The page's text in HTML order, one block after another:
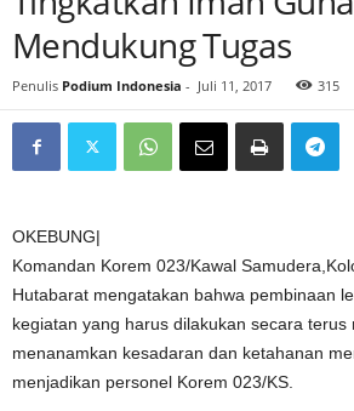
Mendukung Tugas
Penulis Podium Indonesia - Juli 11, 2017 315
OKEBUNG|
Komandan Korem 023/Kawal
Hutabarat mengatakan bahwa pembinaan
kegiatan yang harus dilakukan secara terus
menanamkan kesadaran dan ketahanan
menjadikan personel Korem 023/KS.